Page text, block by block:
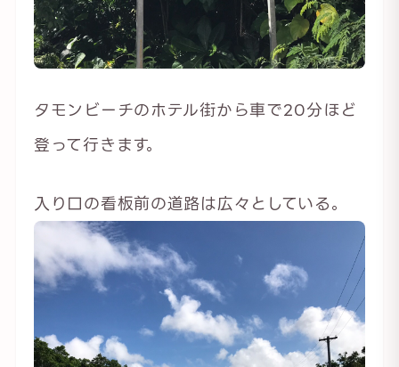
タモンビーチのホテル街から車で20分ほど
登って行きます。
入り口の看板前の道路は広々としている。